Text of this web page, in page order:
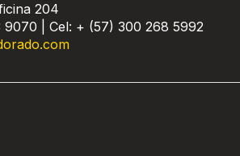
204
9070 | Cel: + (57) 300 268 5992